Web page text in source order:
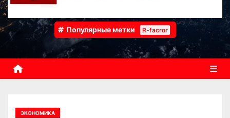
Популярные метки R-facror
ЭКОНОМИКА